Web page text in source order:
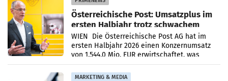
Österreichische Post: Umsatzplus im
ersten Halbjahr trotz schwachem
Briefgeschäft
WIEN Die Österreichische Post AG hat im
ersten Halbjahr 2026 einen Konzernumsatz
von 1.544,0 Mio. EUR erwirtschaftet, was
einem Plus von 3,8 Prozent gegenüber dem
Vergleichszeitraum
MARKETING & MEDIA